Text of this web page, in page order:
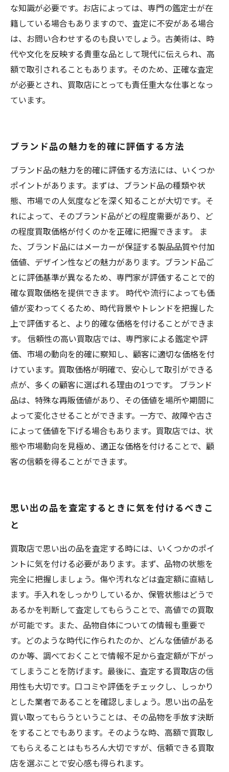
な知識が必要です。お店によっては、専門の鑑定士が在
籍している場合もありますので、査定に不安がある場合
は、お問い合わせするのも良いでしょう。古美術は、時
代や文化を反映する貴重な品として現代に伝えられ、高
額で取引されることもあります。そのため、正確な査定
が必要とされ、買取店にとっても責任重大な仕事となっ
ています。
ブランド品の魅力を的確に評価する方法
ブランド品の魅力を的確に評価する方法には、いくつか
ポイントがあります。まずは、ブランド品の種類や状
態、市場での人気度などを深く知ることが大切です。そ
れによって、そのブランド品がどの程度需要があり、ど
の程度買取価格が付くのかを正確に把握できます。 ま
た、ブランド品にはメーカーが保証する製品品質や付加
価値、デザイン性などの魅力があります。ブランド品ご
とに評価基準が異なるため、専門家が評価することで的
確な買取価格を提供できます。 時代や流行によっても価
値が変わってくるため、時代背景やトレンドを把握した
上で評価すると、より的確な価格を付けることができま
す。 信頼性の高い買取店では、専門家による鑑定や評
価、市場の動向を的確に察知し、顧客に適切な価格を付
けています。買取価格が明確で、安心して取引ができる
点が、多くの顧客に選ばれる理由の1つです。 ブランド
品は、特殊な再販価値があり、その価値を場所や期間に
よって変化させることができます。一方で、故障や古さ
によって価値を下げる場合もあります。買取店では、状
態や市場動向を見極め、適正な価格を付けることで、顧
客の信頼を得ることができます。
思い出の品を査定するときに気を付けるべきこ
と
買取店で思い出の品を査定する時には、いくつかのポイ
ントに気を付ける必要があります。まず、品物の状態を
完全に把握しましょう。傷や汚れなどは査定額に直結し
ます。手入れをしっかりしているか、保管状態はどうで
あるかを判断して査定してもらうことで、高値での買取
が可能です。また、品物自体についての情報も重要で
す。どのような時代に作られたのか、どんな価値がある
のか等、調べておくことで情報不足から査定額が下がっ
てしまうことを防げます。最後に、査定する買取店の信
用性も大切です。口コミや評価をチェックし、しっかり
とした業者であることを確認しましょう。思い出の品を
買い取ってもらうということは、その品物を手放す決断
をすることでもあります。そのような時、高額で買取し
てもらえることはもちろん大切ですが、信頼できる買取
店を選ぶことで安心感も得られます。